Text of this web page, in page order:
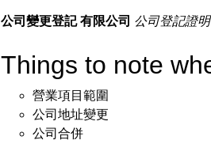
公司變更登記 有限公司 公司登記證明
Things to note
營業項目範圍
公司地址變更
公司合併